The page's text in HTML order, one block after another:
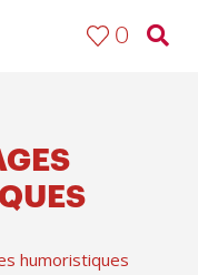
0
humoristiques